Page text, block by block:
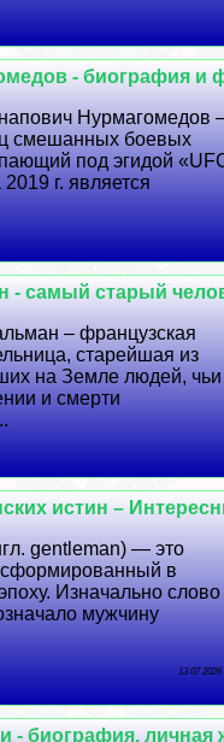
- биография и
Нурмагомедов
смешанных боевых
под эгидой
г. является
- самый старый
– французская
старейшая из
на Земле людей, чьи
и cмepти
истин –
gentleman) — это
в
Изначально слово
мужчину
13 07 2026
- биография, личная